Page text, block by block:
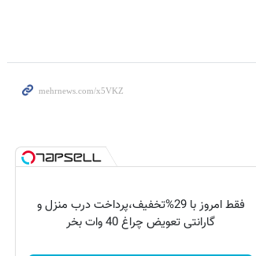
فقط امروز با 29%تخفیف،پرداخت درب منزل و
گارانتی تعویض چراغ 40 وات بخر